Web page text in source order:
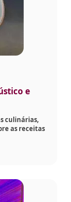
e
culinárias,
as receitas